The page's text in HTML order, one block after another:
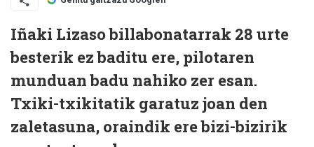
Iñaki Lizaso billabonatarrak 28 urte
besterik ez baditu ere, pilotaren
munduan badu nahiko zer esan.
Txiki-txikitatik garatuz joan den
zaletasuna, oraindik ere bizi-bizirik